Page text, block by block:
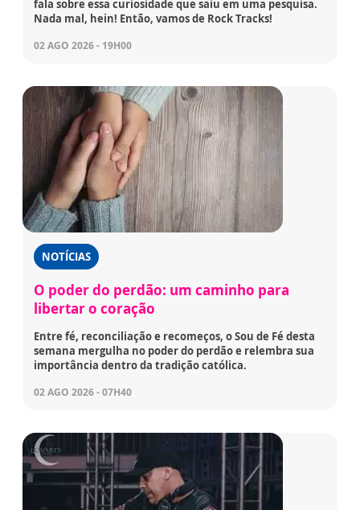
fala sobre essa curiosidade que saiu em uma pesquisa.
Nada mal, hein! Então, vamos de Rock Tracks!
02 AGO 2026 - 19H00
NOTÍCIAS
O poder do perdão: um caminho para
libertar o coração
Entre fé, reconciliação e recomeços, o Sou de Fé desta
semana mergulha no poder do perdão e relembra sua
importância dentro da tradição católica.
02 AGO 2026 - 07H40